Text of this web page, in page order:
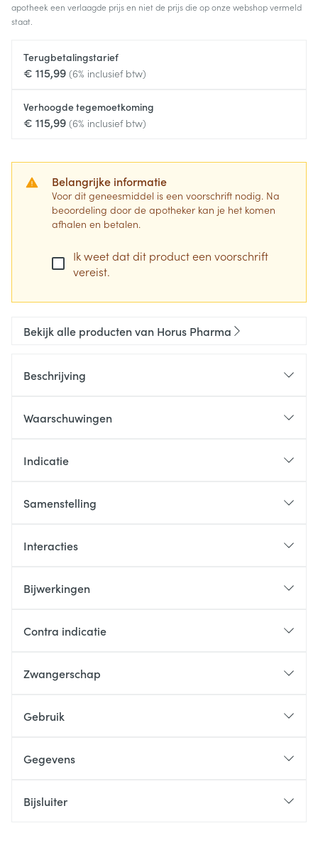
apotheek een verlaagde prijs en niet de prijs die op onze webshop vermeld
staat.
Terugbetalingstarief
€ 115,99 (6% inclusief btw)
Verhoogde tegemoetkoming
€ 115,99 (6% inclusief btw)
Belangrijke informatie
Voor dit geneesmiddel is een voorschrift nodig. Na
beoordeling door de apotheker kan je het komen
afhalen en betalen.
Ik weet dat dit product een voorschrift
vereist.
Bekijk alle producten van Horus Pharma
Beschrijving
Waarschuwingen
Indicatie
Samenstelling
Interacties
Bijwerkingen
Contra indicatie
Zwangerschap
Gebruik
Gegevens
Bijsluiter